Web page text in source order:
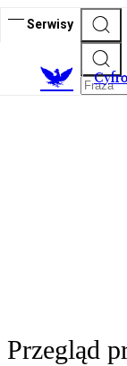
Serwisy
C
Przegląd